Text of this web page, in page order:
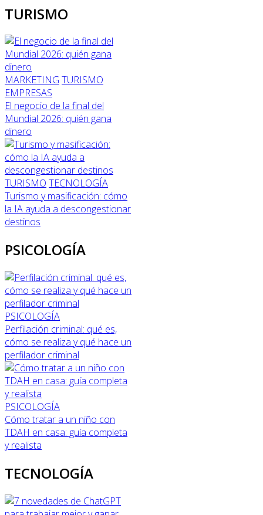
TURISMO
MARKETING TURISMO
EMPRESAS
El negocio de la final del
Mundial 2026: quién gana
dinero
TURISMO TECNOLOGÍA
Turismo y masificación: cómo
la IA ayuda a descongestionar
destinos
PSICOLOGÍA
PSICOLOGÍA
Perfilación criminal: qué es,
cómo se realiza y qué hace un
perfilador criminal
PSICOLOGÍA
Cómo tratar a un niño con
TDAH en casa: guía completa
y realista
TECNOLOGÍA